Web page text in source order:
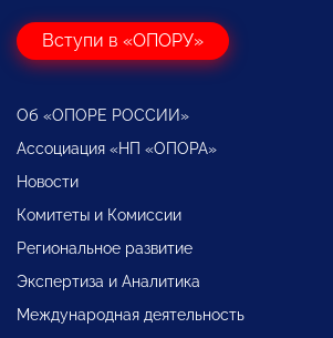
Вступи в «ОПОРУ»
Об «ОПОРЕ РОССИИ»
Ассоциация «НП «ОПОРА»
Новости
Комитеты и Комиссии
Региональное развитие
Экспертиза и Аналитика
Международная деятельность